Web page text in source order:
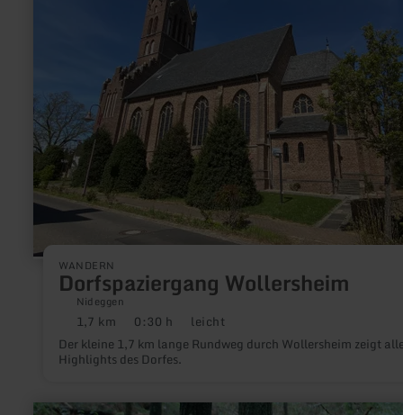
WANDERN
Dorfspaziergang Wollersheim
Nideggen
Distanz:
1,7 km Dauer:
0:30 h Anforderung:
leicht
Der kleine 1,7 km lange Rundweg durch Wollersheim zeigt
Highlights des Dorfes.
mehr